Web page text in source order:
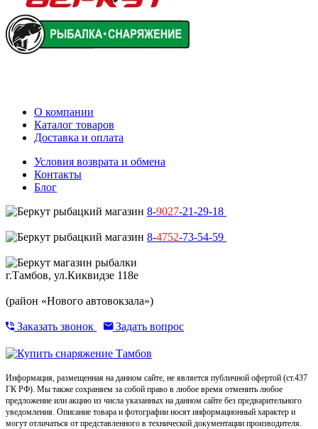
О компании
Каталог товаров
Доставка и оплата
Условия возврата и обмена
Контакты
Блог
8-9027-21-29-18
8-4752-73-54-59
г.Тамбов, ул.Киквидзе 118е
(район «Нового автовокзала»)
Заказать звонок Задать вопрос
Информация, размещенная на данном сайте, не является публичной офертой (ст.437
ГК РФ). Мы также сохраняем за собой право в любое время отменить любое
предложение или акцию из числа указанных на данном сайте без предварительного
уведомления. Описание товара и фотографии носят информационный характер и
могут отличаться от представленного в технической документации производителя.